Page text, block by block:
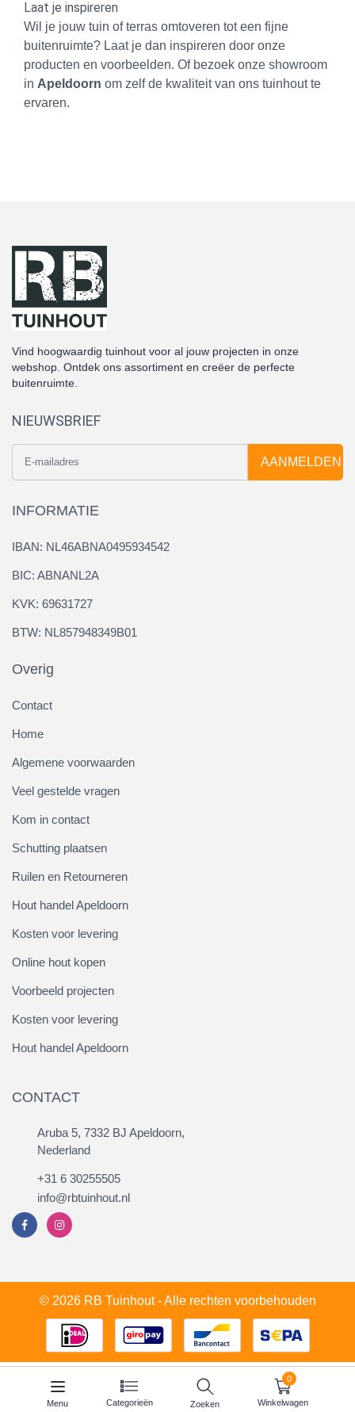
Menu Categorieën Zoeken Winkelwagen
0
Laat je inspireren
Wil je jouw tuin of terras omtoveren tot een fijne
buitenruimte? Laat je dan inspireren door onze
producten en voorbeelden. Of bezoek onze showroom
in Apeldoorn om zelf de kwaliteit van ons tuinhout te
ervaren.
Vind hoogwaardig tuinhout voor al jouw projecten in onze
webshop. Ontdek ons assortiment en creëer de perfecte
buitenruimte.
NIEUWSBRIEF
AANMELDEN
INFORMATIE
IBAN: NL46ABNA0495934542
BIC: ABNANL2A
KVK: 69631727
BTW: NL857948349B01
Overig
Contact
Home
Algemene voorwaarden
Veel gestelde vragen
Kom in contact
Schutting plaatsen
Ruilen en Retourneren
Hout handel Apeldoorn
Kosten voor levering
Online hout kopen
Voorbeeld projecten
Kosten voor levering
Hout handel Apeldoorn
CONTACT
Aruba 5, 7332 BJ Apeldoorn,
Nederland
+31 6 30255505
info@rbtuinhout.nl
© 2026 RB Tuinhout - Alle rechten voorbehouden